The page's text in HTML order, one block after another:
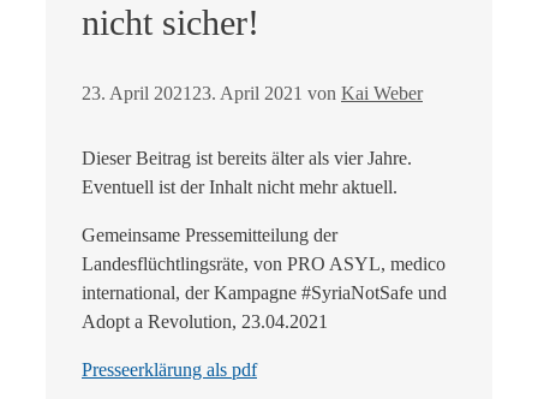
nicht sicher!
23. April 2021 23. April 2021 von Kai Weber
Dieser Beitrag ist bereits älter als vier Jahre.
Eventuell ist der Inhalt nicht mehr aktuell.
Gemeinsame Pressemitteilung der
Landesflüchtlingsräte, von PRO ASYL, medico
international, der Kampagne #SyriaNotSafe und
Adopt a Revolution, 23.04.2021
Presseerklärung als pdf